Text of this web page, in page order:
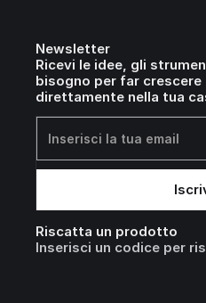
Newsletter
Ricevi le idee, gli
bisogno per far crescere
direttamente nella tua
Riscatta un prodotto
Inserisci un codice per